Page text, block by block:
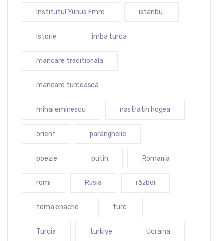
Institutul Yunus Emre istanbul
istorie limba turca
mancare traditionala
mancare turceasca
mihai eminescu nastratin hogea
orient paranghelie
poezie putin Romania
romi Rusia război
toma enache turci
Turcia turkiye Ucraina